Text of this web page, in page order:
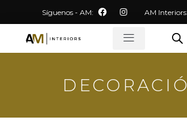
Síguenos - AM: AM Interiors: